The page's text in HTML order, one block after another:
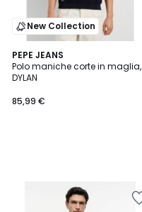
New Collection
PEPE JEANS
Polo maniche corte in maglia,
DYLAN
85,99 €